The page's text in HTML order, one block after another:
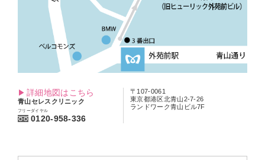
詳細地図はこちら
青山セレスクリニック
フリーダイヤル
0120-958-336
〒107-0061
東京都港区北青山2-7-26
ランドワーク青山ビル7F